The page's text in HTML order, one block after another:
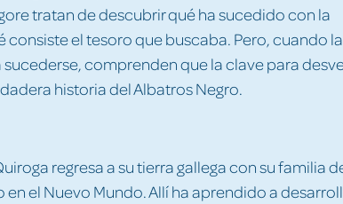
tratan de descubrir qué ha sucedido con la
consiste el tesoro que buscaba. Pero, cuando
comprenden que la clave para
historia del Albatros Negro.
regresa a su tierra gallega con su familia
el Nuevo Mundo. Allí ha aprendido a